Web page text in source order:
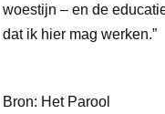
woestijn – en de
dat ik hier mag werken.”
Bron: Het Parool